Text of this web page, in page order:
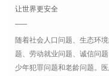
让世界更安全
随着社会人口问题、生态环
题、劳动就业问题、诚信问
少年犯罪问题和老龄问题。